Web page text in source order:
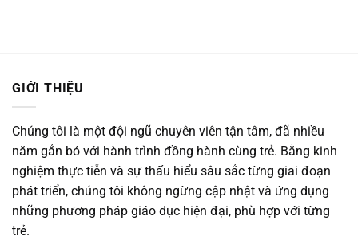
GIỚI THIỆU
Chúng tôi là một đội ngũ chuyên viên tận tâm, đã nhiều
năm gắn bó với hành trình đồng hành cùng trẻ. Bằng kinh
nghiệm thực tiễn và sự thấu hiểu sâu sắc từng giai đoạn
phát triển, chúng tôi không ngừng cập nhật và ứng dụng
những phương pháp giáo dục hiện đại, phù hợp với từng
trẻ.